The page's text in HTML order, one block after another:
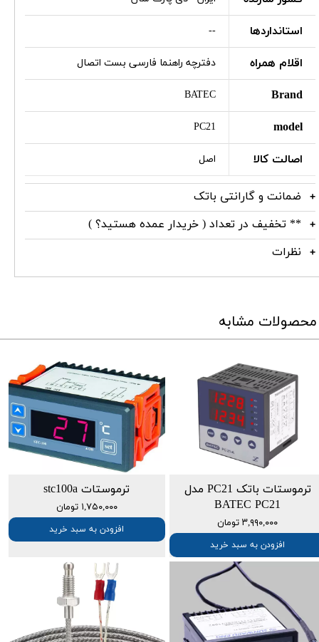
استانداردها --
اقلام همراه دفترچه راهنما فارسی بست اتصال
Brand
BATEC
model
PC21
اصالت کالا اصل
ضمانت و گارانتی باتک
** تخفیف در تعداد ( خریدار عمده هستید؟ )
نظرات
محصولات مشابه
ترموستات باتک PC21 مدل
BATEC PC21
۳,۹۹۰,۰۰۰ تومان
افزودن به سبد خرید
ترموستات stc100a
۱,۷۵۰,۰۰۰ تومان
افزودن به سبد خرید